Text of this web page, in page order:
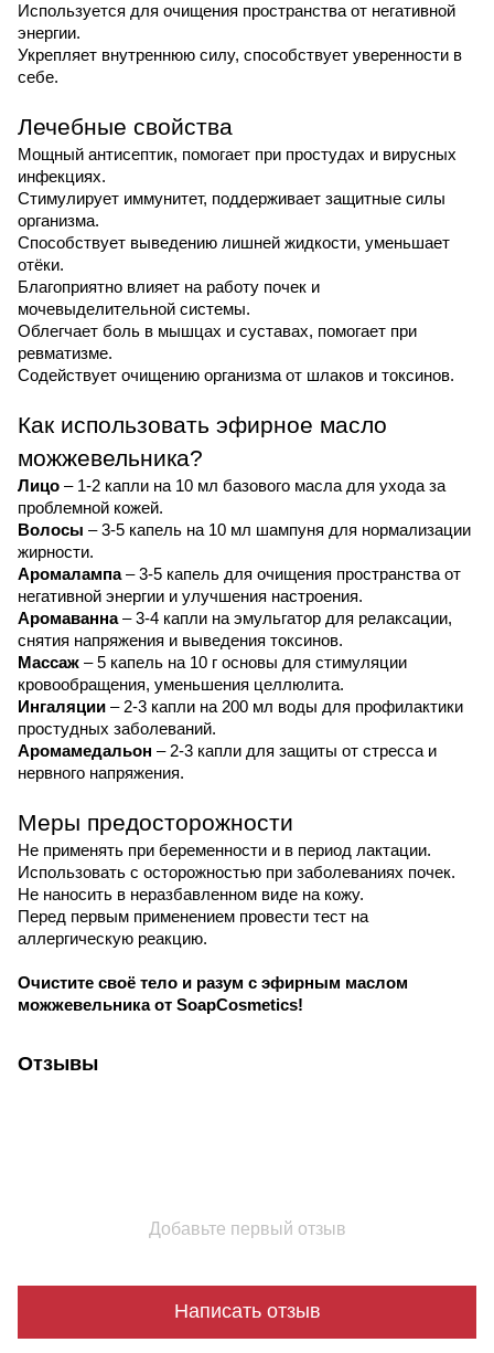
Используется для очищения пространства от негативной
энергии.
Укрепляет внутреннюю силу, способствует уверенности в
себе.
Лечебные свойства
Мощный антисептик, помогает при простудах и вирусных
инфекциях.
Стимулирует иммунитет, поддерживает защитные силы
организма.
Способствует выведению лишней жидкости, уменьшает
отёки.
Благоприятно влияет на работу почек и
мочевыделительной системы.
Облегчает боль в мышцах и суставах, помогает при
ревматизме.
Содействует очищению организма от шлаков и токсинов.
Как использовать эфирное масло
можжевельника?
Лицо – 1-2 капли на 10 мл базового масла для ухода за
проблемной кожей.
Волосы – 3-5 капель на 10 мл шампуня для нормализации
жирности.
Аромалампа– 3-5 капель для очищения пространства от
негативной энергии и улучшения настроения.
Аромаванна– 3-4 капли на эмульгатор для релаксации,
снятия напряжения и выведения токсинов.
Массаж – 5 капель на 10 г основы для стимуляции
кровообращения, уменьшения целлюлита.
Ингаляции – 2-3 капли на 200 мл воды для профилактики
простудных заболеваний.
Аромамедальон – 2-3 капли для защиты от стресса и
нервного напряжения.
Меры предосторожности
Не применять при беременности и в период лактации.
Использовать с осторожностью при заболеваниях почек.
Не наносить в неразбавленном виде на кожу.
Перед первым применением провести тест на
аллергическую реакцию.
Очистите своё тело и разум с эфирным маслом
можжевельника от SoapCosmetics!
Отзывы
Добавьте первый отзыв
Написать отзыв